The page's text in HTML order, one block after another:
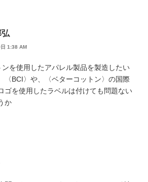
1:38 AM
ンを使用したアパレル製品を製造したい
〈BCI〉や、〈ベターコットン〉の国際
ゴを使用したラベルは付けても問題ない
か